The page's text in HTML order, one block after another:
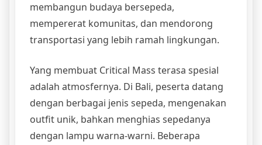
membangun budaya bersepeda,
mempererat komunitas, dan mendorong
transportasi yang lebih ramah lingkungan.
Yang membuat Critical Mass terasa spesial
adalah atmosfernya. Di Bali, peserta datang
dengan berbagai jenis sepeda, mengenakan
outfit unik, bahkan menghias sepedanya
dengan lampu warna-warni. Beberapa